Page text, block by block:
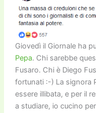
Giovedì il Giornale ha
Pepa. Chi sarebbe
Fusaro. Chi è Diego
fortunati :-) La signora
essere illibata, e per il
a studiare, io cucino